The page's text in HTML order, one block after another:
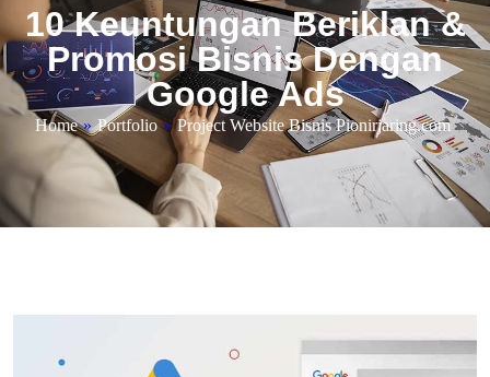
10 Keuntungan Beriklan &
Promosi Bisnis Dengan
Google Ads
Home » Portfolio » Project Website Bisnis Pionirjaring.com